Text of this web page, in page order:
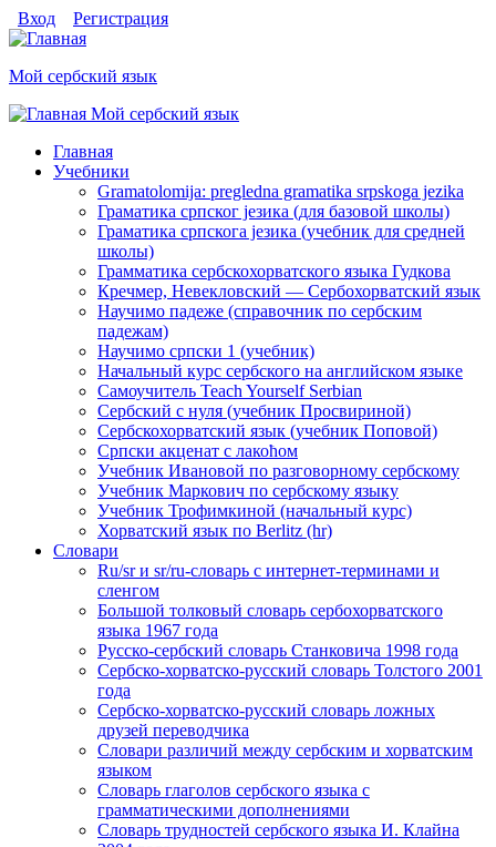
Перейти к основному содержанию
Skip to search
Login links
Вход Регистрация
Мой сербский язык
Мой сербский язык
Главное меню
Главная
Учебники
Gramatolomija: pregledna gramatika srpskoga jezika
Граматика српског jезика (для базовой школы)
Граматика српскога jезика (учебник для средней
школы)
Грамматика сербскохорватского языка Гудкова
Кречмер, Невекловский — Сербохорватский язык
Научимо падеже (справочник по сербским
падежам)
Научимо српски 1 (учебник)
Начальный курс сербского на английском языке
Самоучитель Teach Yourself Serbian
Сербский с нуля (учебник Просвириной)
Сербскохорватский язык (учебник Поповой)
Српски акценат с лакоћом
Учебник Ивановой по разговорному сербскому
Учебник Маркович по сербскому языку
Учебник Трофимкиной (начальный курс)
Хорватский язык по Berlitz (hr)
Словари
Ru/sr и sr/ru-словарь с интернет-терминами и
сленгом
Большой толковый словарь сербохорватского
языка 1967 года
Русско-сербский словарь Станковича 1998 года
Сербско-хорватско-русский словарь Толстого 2001
года
Сербско-хорватско-русский словарь ложных
друзей переводчика
Словари различий между сербским и хорватским
языком
Словарь глаголов сербского языка с
грамматическими дополнениями
Словарь трудностей сербского языка И. Клайна